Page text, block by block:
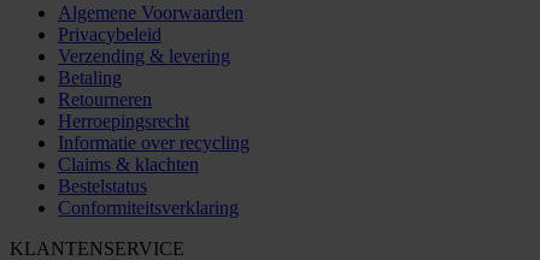
Algemene Voorwaarden
Privacybeleid
Verzending & levering
Betaling
Retourneren
Herroepingsrecht
Informatie over recycling
Claims & klachten
Bestelstatus
Conformiteitsverklaring
KLANTENSERVICE